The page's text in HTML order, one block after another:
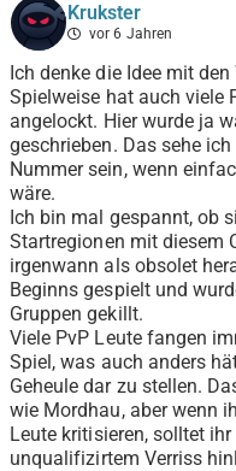
Krukster
vor 6 Jahren
Ich denke die Idee mit
Spielweise hat auch viele
angelockt. Hier wurde ja
geschrieben. Das sehe
Nummer sein, wenn
wäre.
Ich bin mal gespannt, ob
Startregionen mit diesem
irgenwann als obsolet
Beginns gespielt und
Gruppen gekillt.
Viele PvP Leute fangen
Spiel, was auch anders
Geheule dar zu stellen.
wie Mordhau, aber wenn
Leute kritisieren, solltet
unqualifizirtem Verriss